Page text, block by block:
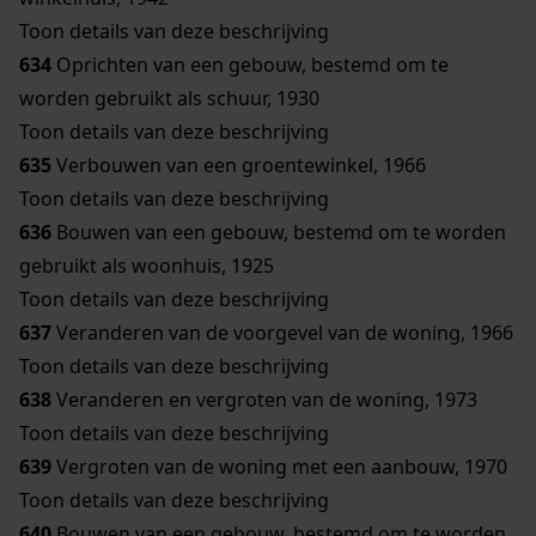
Toon details van deze beschrijving
634 Oprichten van een gebouw, bestemd om te
worden gebruikt als schuur, 1930
Toon details van deze beschrijving
635Verbouwen van een groentewinkel, 1966
Toon details van deze beschrijving
636 Bouwen van een gebouw, bestemd om te worden
gebruikt als woonhuis, 1925
Toon details van deze beschrijving
637Veranderen van de voorgevel van de woning, 1966
Toon details van deze beschrijving
638Veranderen en vergroten van de woning, 1973
Toon details van deze beschrijving
639Vergroten van de woning met een aanbouw, 1970
Toon details van deze beschrijving